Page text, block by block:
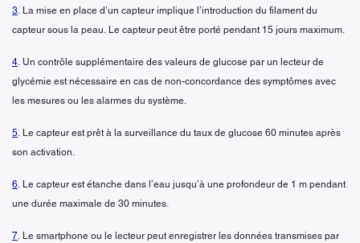
3. La mise en place d’un capteur implique l’introduction du filament du
capteur sous la peau. Le capteur peut être porté pendant 15 jours maximum.
4. Un contrôle supplémentaire des valeurs de glucose par un lecteur de
glycémie est nécessaire en cas de non-concordance des symptômes avec
les mesures ou les alarmes du système.
5. Le capteur est prêt à la surveillance du taux de glucose 60 minutes après
son activation.
6. Le capteur est étanche dans l’eau jusqu’à une profondeur de 1 m pendant
une durée maximale de 30 minutes.
7. Le smartphone ou le lecteur peut enregistrer les données transmises par